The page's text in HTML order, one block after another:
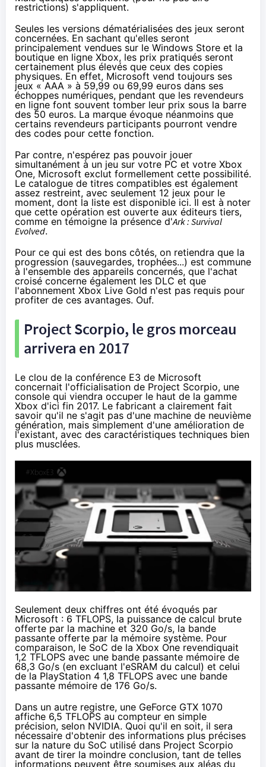
restrictions) s'appliquent.
Seules les versions dématérialisées des jeux seront
concernées. En sachant qu'elles seront
principalement vendues sur le Windows Store et la
boutique en ligne Xbox, les prix pratiqués seront
certainement plus élevés que ceux des copies
physiques. En effet, Microsoft vend toujours ses
jeux « AAA » à 59,99 ou 69,99 euros dans ses
échoppes numériques, pendant que les revendeurs
en ligne font souvent tomber leur prix sous la barre
des 50 euros. La marque évoque néanmoins que
certains revendeurs participants pourront vendre
des codes pour cette fonction.
Par contre, n'espérez pas pouvoir jouer
simultanément à un jeu sur votre PC et votre Xbox
One, Microsoft exclut formellement cette possibilité.
Le catalogue de titres compatibles est également
assez restreint, avec seulement 12 jeux pour le
moment, dont la liste est disponible ici. Il est à noter
que cette opération est ouverte aux éditeurs tiers,
comme en témoigne la présence d'Ark : Survival
Evolved.
Pour ce qui est des bons côtés, on retiendra que la
progression (sauvegardes, trophées...) est commune
à l'ensemble des appareils concernés, que l'achat
croisé concerne également les DLC et que
l'abonnement Xbox Live Gold n'est pas requis pour
profiter de ces avantages. Ouf.
Project Scorpio, le gros morceau
arrivera en 2017
Le clou de la conférence E3 de Microsoft
concernait l'officialisation de Project Scorpio, une
console qui viendra occuper le haut de la gamme
Xbox d'ici fin 2017. Le fabricant a clairement fait
savoir qu'il ne s'agit pas d'une machine de neuvième
génération, mais simplement d'une amélioration de
l'existant, avec des caractéristiques techniques bien
plus musclées.
Seulement deux chiffres ont été évoqués par
Microsoft : 6 TFLOPS, la puissance de calcul brute
offerte par la machine et 320 Go/s, la bande
passante offerte par la mémoire système. Pour
comparaison, le SoC de la Xbox One revendiquait
1,2 TFLOPS avec une bande passante mémoire de
68,3 Go/s (en excluant l'eSRAM du calcul) et celui
de la PlayStation 4 1,8 TFLOPS avec une bande
passante mémoire de 176 Go/s.
Dans un autre registre, une GeForce GTX 1070
affiche 6,5 TFLOPS au compteur en simple
précision, selon NVIDIA. Quoi qu'il en soit, il sera
nécessaire d'obtenir des informations plus précises
sur la nature du SoC utilisé dans Project Scorpio
avant de tirer la moindre conclusion, tant de telles
informations peuvent être soumises aux aléas du